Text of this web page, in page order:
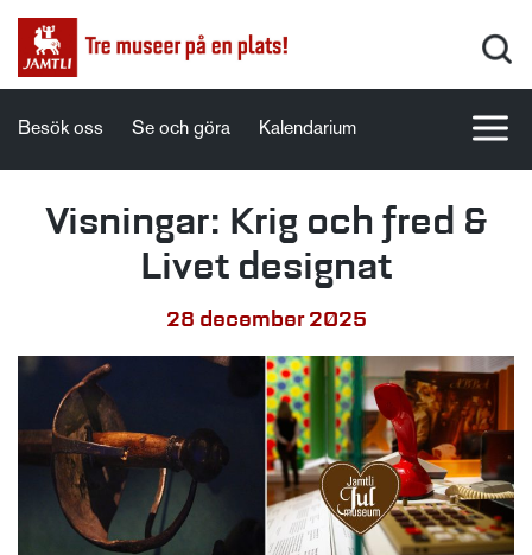
Besök oss Se och göra Kalendarium
Visningar: Krig och fred &
Livet designat
28 december 2025